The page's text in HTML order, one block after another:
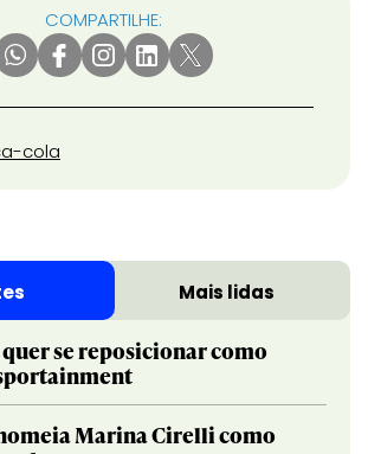
COMPARTILHE:
cola
Mais lidas
se reposicionar como
Marina Cirelli como